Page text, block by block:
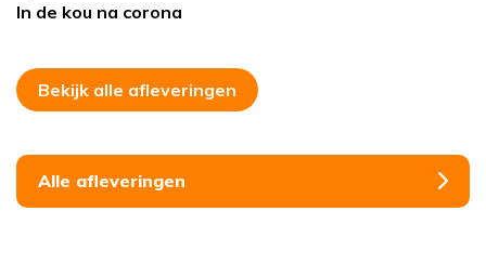
In de kou na corona
Bekijk alle afleveringen
Alle afleveringen